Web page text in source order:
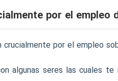
por el empleo
por el empleo
algunas seres las cuales te